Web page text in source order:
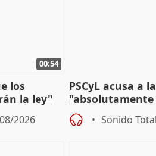
00:54
los
la ley"
2026
PSCyL acusa a
problemas como
Sonido